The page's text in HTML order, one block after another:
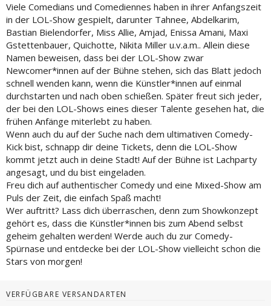
Viele Comedians und Comediennes haben in ihrer Anfangszeit
in der LOL-Show gespielt, darunter Tahnee, Abdelkarim,
Bastian Bielendorfer, Miss Allie, Amjad, Enissa Amani, Maxi
Gstettenbauer, Quichotte, Nikita Miller u.v.a.m.. Allein diese
Namen beweisen, dass bei der LOL-Show zwar
Newcomer*innen auf der Bühne stehen, sich das Blatt jedoch
schnell wenden kann, wenn die Künstler*innen auf einmal
durchstarten und nach oben schießen. Später freut sich jeder,
der bei den LOL-Shows eines dieser Talente gesehen hat, die
frühen Anfänge miterlebt zu haben.
Wenn auch du auf der Suche nach dem ultimativen Comedy-
Kick bist, schnapp dir deine Tickets, denn die LOL-Show
kommt jetzt auch in deine Stadt! Auf der Bühne ist Lachparty
angesagt, und du bist eingeladen.
Freu dich auf authentischer Comedy und eine Mixed-Show am
Puls der Zeit, die einfach Spaß macht!
Wer auftritt? Lass dich überraschen, denn zum Showkonzept
gehört es, dass die Künstler*innen bis zum Abend selbst
geheim gehalten werden! Werde auch du zur Comedy-
Spürnase und entdecke bei der LOL-Show vielleicht schon die
Stars von morgen!
VERFÜGBARE VERSANDARTEN